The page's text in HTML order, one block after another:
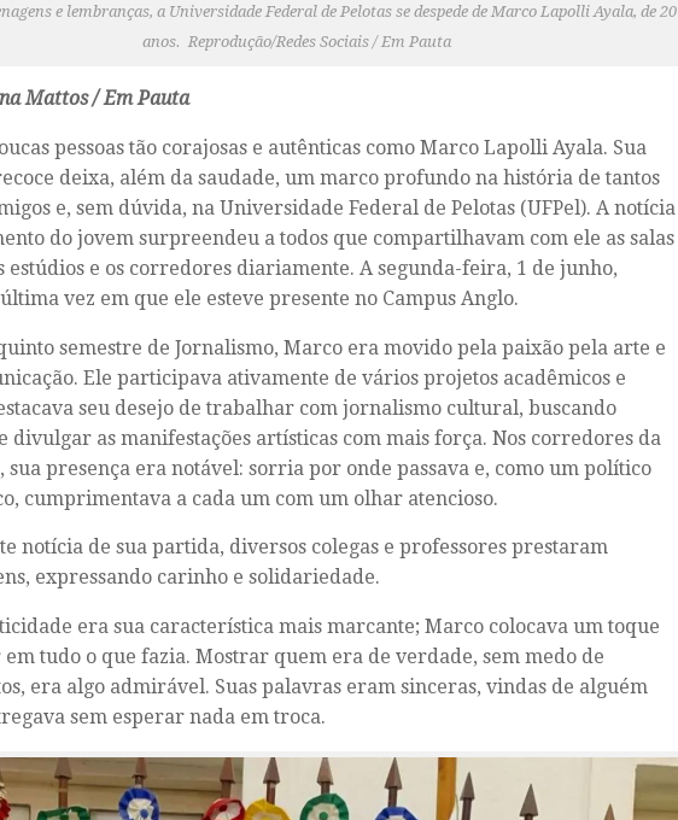
e lembranças, a Universidade Federal de Pelotas se despede de Marco Lapolli Ayala, de 20
anos. Reprodução/Redes Sociais / Em Pauta
Mattos / Em Pauta
pessoas tão corajosas e autênticas como Marco Lapolli Ayala. Sua
deixa, além da saudade, um marco profundo na história de tantos
e, sem dúvida, na Universidade Federal de Pelotas (UFPel). A notícia
do jovem surpreendeu a todos que compartilhavam com ele as salas
estúdios e os corredores diariamente. A segunda-feira, 1 de junho,
vez em que ele esteve presente no Campus Anglo.
semestre de Jornalismo, Marco era movido pela paixão pela arte e
Ele participava ativamente de vários projetos acadêmicos e
seu desejo de trabalhar com jornalismo cultural, buscando
divulgar as manifestações artísticas com mais força. Nos corredores da
sua presença era notável: sorria por onde passava e, como um político
cumprimentava a cada um com um olhar atencioso.
notícia de sua partida, diversos colegas e professores prestaram
expressando carinho e solidariedade.
era sua característica mais marcante; Marco colocava um toque
tudo o que fazia. Mostrar quem era de verdade, sem medo de
era algo admirável. Suas palavras eram sinceras, vindas de alguém
sem esperar nada em troca.